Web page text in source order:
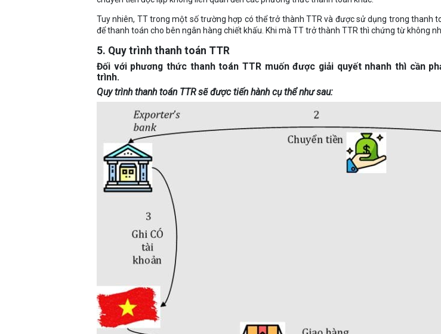
Tuy nhiên, TT trong một số trường hợp có thể trở thành TTR và được sử dụng trong thanh
để thanh toán cho bên ngân hàng chiết khấu. Khi mà TT trở thành TTR thì chứng từ không
5. Quy trình thanh toán TTR
Đối với phương thức thanh toán TTR muốn được giải quyết nhanh thì cần
trình.
Quy trình thanh toán TTR sẽ được tiến hành cụ thể như sau: